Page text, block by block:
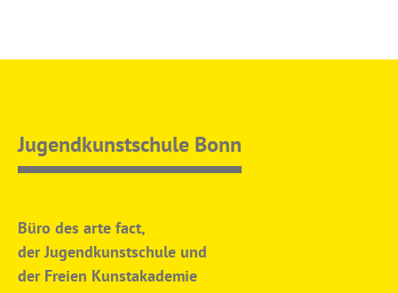
Jugendkunstschule Bonn
Büro des arte fact,
der Jugendkunstschule und
der Freien Kunstakademie